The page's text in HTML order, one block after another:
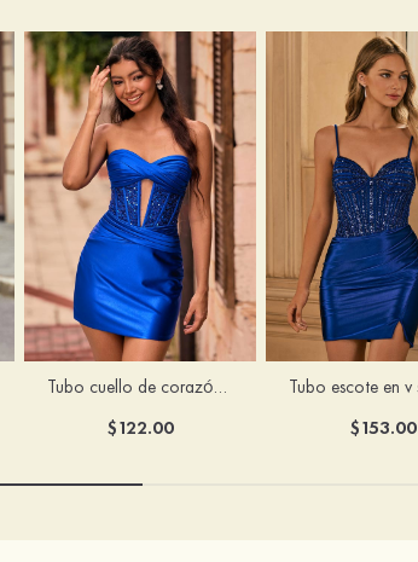
Tubo cuello de corazón seda como el satén corto vestido para homecoming
$122.00 $153.00